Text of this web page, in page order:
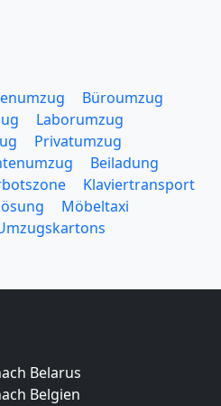
Büroumzug
Laborumzug
Privatumzug
Beiladung
Klaviertransport
Möbeltaxi
Belarus
Belgien